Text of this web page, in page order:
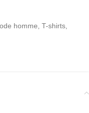
homme, T-shirts,